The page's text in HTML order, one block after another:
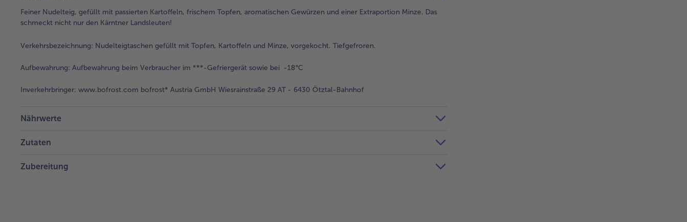
Feiner Nudelteig, gefüllt mit passierten Kartoffeln, frischem Topfen, aromatischen Gewürzen und einer Extraportion Minze. Das
schmeckt nicht nur den Kärntner Landsleuten!
Verkehrsbezeichnung: Nudelteigtaschen gefüllt mit Topfen, Kartoffeln und Minze, vorgekocht. Tiefgefroren.
Aufbewahrung: Aufbewahrung beim Verbraucher im ***-Gefriergerät sowie bei -18°C
Inverkehrbringer: www.bofrost.com bofrost* Austria GmbH Wiesrainstraße 29 AT - 6430 Ötztal-Bahnhof
Nährwerte
Zutaten
Zubereitung